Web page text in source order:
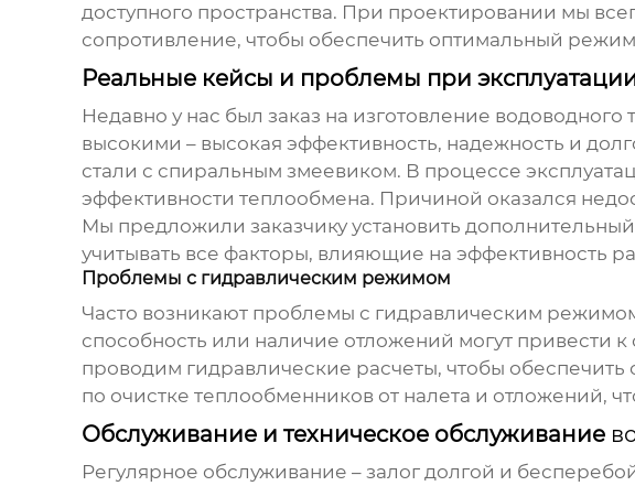
доступного пространства. При проектировании мы
сопротивление, чтобы обеспечить оптимальный
Реальные кейсы и проблемы при
Недавно у нас был заказ на изготовление водоводного
высокими – высокая эффективность, надежность и
стали с спиральным змеевиком. В процессе
эффективности теплообмена. Причиной оказался
Мы предложили заказчику установить
учитывать все факторы, влияющие на эффективность
Проблемы с гидравлическим режимом
Часто возникают проблемы с гидравлическим
способность или наличие отложений могут
проводим гидравлические расчеты, чтобы
по очистке теплообменниковот налета и отложений,
Обслуживание и техническое обслуживание
Регулярное обслуживание – залог долгой и